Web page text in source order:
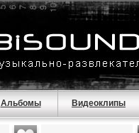
Альбомы Видеоклипы